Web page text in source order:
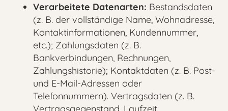
Verarbeitete Datenarten: Bestandsdaten
(z. B. der vollständige Name, Wohnadresse,
Kontaktinformationen, Kundennummer,
etc.); Zahlungsdaten (z. B.
Bankverbindungen, Rechnungen,
Zahlungshistorie); Kontaktdaten (z. B. Post-
und E-Mail-Adressen oder
Telefonnummern). Vertragsdaten (z. B.
Vertragsgegenstand, Laufzeit,